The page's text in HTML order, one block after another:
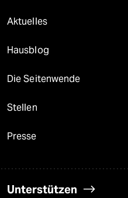
Aktuelles
Hausblog
Die Seitenwende
Stellen
Presse
Unterstützen